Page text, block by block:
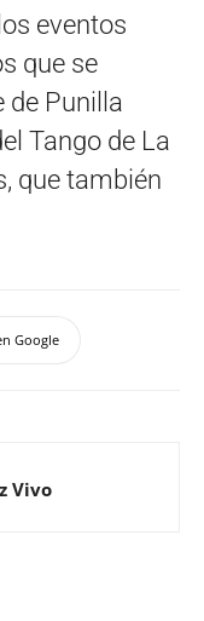
eventos
que se
de Punilla
Tango de La
que también
Google
Vivo